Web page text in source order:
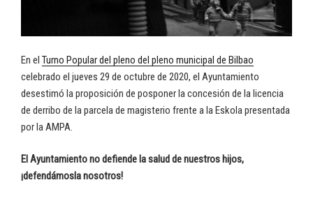
En el Turno Popular del pleno del pleno municipal de Bilbao
celebrado el jueves 29 de octubre de 2020, el Ayuntamiento
desestimó la proposición de posponer la concesión de la licencia
de derribo de la parcela de magisterio frente a la Eskola presentada
por la AMPA.
El Ayuntamiento no defiende la salud de nuestros hijos,
¡defendámosla nosotros!